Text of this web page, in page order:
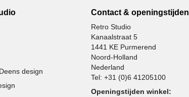
design
Contact & openingstijden
Retro Studio
Kanaalstraat 5
1441 KE Purmerend
Noord-Holland
Nederland
Tel: +31 (0)6 41205100
Openingstijden winkel: